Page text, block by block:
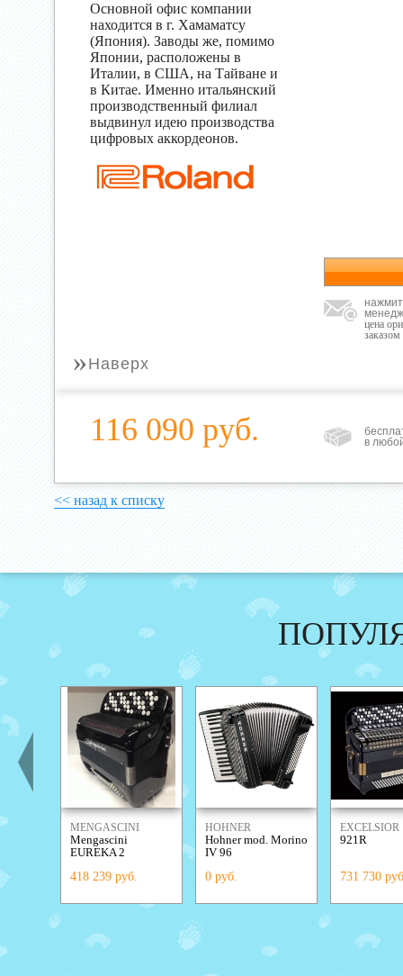
Основной офис компании
находится в г. Хамаматсу
(Япония). Заводы же, помимо
Японии, расположены в
Италии, в США, на Тайване и
в Китае. Именно итальянский
производственный филиал
выдвинул идею производства
цифровых аккордеонов.
цена
заказом
» Наверх
116 090 руб.
в
<< назад к списку
MENGASCINI
Mengascini
EUREKA 2
418 239 руб.
HOHNER
Hohner mod. Morino
IV 96
0 руб.
EXCELSIOR
921R
731 730